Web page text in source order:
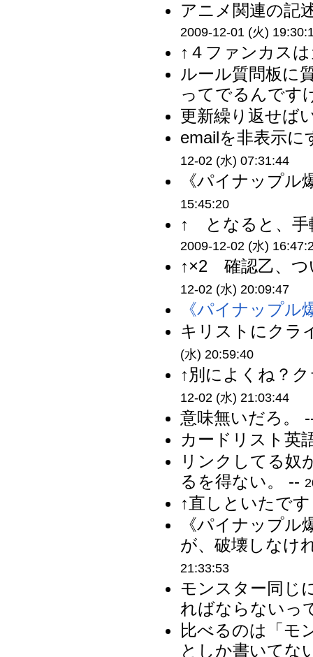
アニメ関連の記
2009-12-01 (火)
↑４ファンカス
ルール質問板に
ってでるんです
更新繰り返せば
emailを非表示
12-02 (水) 07:31:44
《パイナップ
15:45:20
↑ となると、手
2009-12-02 (水)
↑×2 確認乙、つ
12-02 (水) 20:09:47
《パイナップル
キリストにクラ
(水) 20:59:40
↑別によくね？
12-02 (水) 21:03:44
意味無いだろ。
カードリスト英
リンクしてる奴
るを得ない。 --
↑直しといたで
《パイナップ
が、破壊しなけ
21:33:53
モンスター同じ
ればならないっ
比べるのは「モ
としか書いてな